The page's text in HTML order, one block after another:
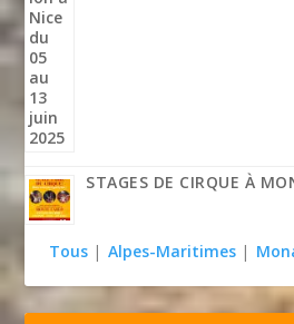
STAGES DE CIRQUE À
Tous | Alpes-Maritimes |